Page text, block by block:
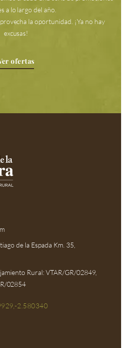
a lo largo del año.
la oportunidad. ¡Ya no hay
excusas!
ofertas
de la Espada Km. 35,
Rural: VTAR/GR/02849,
02854
2.580340